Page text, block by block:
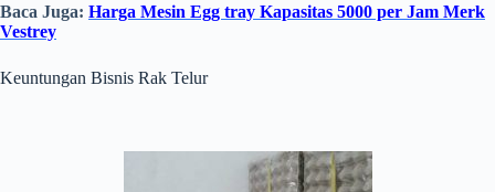
Baca Juga: Harga Mesin Egg tray Kapasitas 5000 per Jam Merk
Vestrey
Keuntungan Bisnis Rak Telur